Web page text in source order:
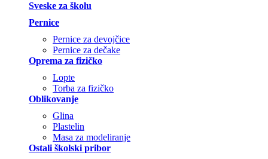
Sveske za školu
Pernice
Pernice za devojčice
Pernice za dečake
Oprema za fizičko
Lopte
Torba za fizičko
Oblikovanje
Glina
Plastelin
Masa za modeliranje
Ostali školski pribor